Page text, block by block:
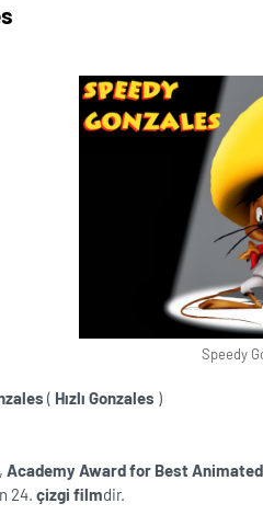
Speedy
( Hızlı Gonzales )
, Academy Award for Best
24. çizgi filmdir.